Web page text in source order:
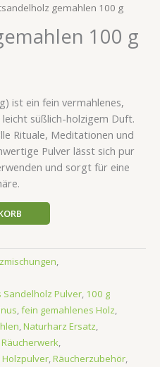
gemahlen 100 g
100 g
ist ein fein vermahlenes,
süßlich-holzigem Duft.
Rituale, Meditationen und
Pulver lässt sich pur
und sorgt für eine
,
Sandelholz Pulver, 100 g
,fein gemahlenes Holz,
,Naturharz Ersatz,
,
,Räucherzubehör,